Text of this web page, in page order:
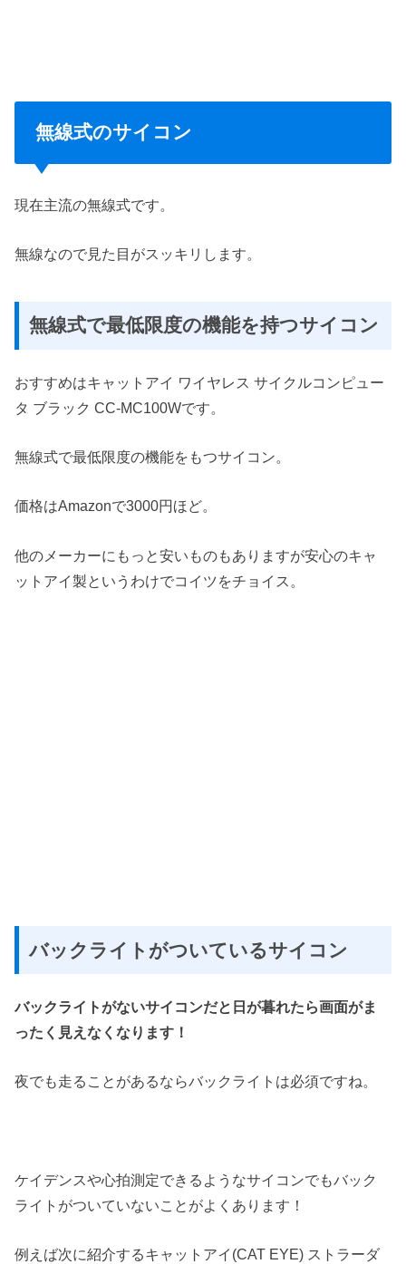
無線式のサイコン
現在主流の無線式です。
無線なので見た目がスッキリします。
無線式で最低限度の機能を持つサイコン
おすすめはキャットアイ ワイヤレス サイクルコンピュー
タ ブラック CC-MC100Wです。
無線式で最低限度の機能をもつサイコン。
価格はAmazonで3000円ほど。
他のメーカーにもっと安いものもありますが安心のキャ
ットアイ製というわけでコイツをチョイス。
バックライトがついているサイコン
バックライトがないサイコンだと日が暮れたら画面がま
ったく見えなくなります！
夜でも走ることがあるならバックライトは必須ですね。
ケイデンスや心拍測定できるようなサイコンでもバック
ライトがついていないことがよくあります！
例えば次に紹介するキャットアイ(CAT EYE) ストラーダ